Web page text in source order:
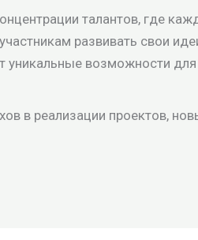
талантов, где
развивать свои
уникальные возможности
в реализации проектов,